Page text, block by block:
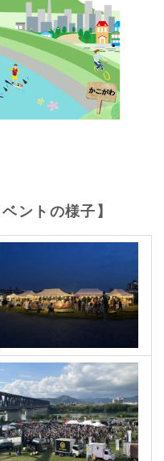
ントの様子】